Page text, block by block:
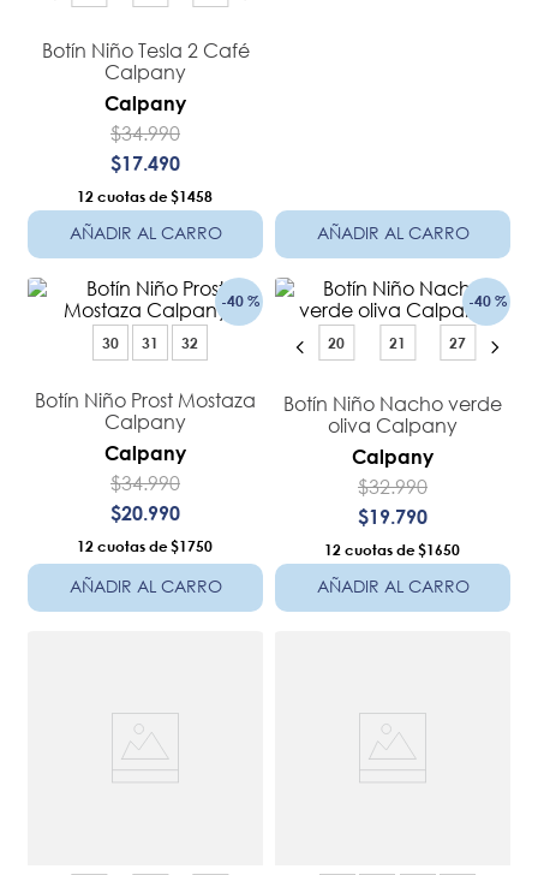
Botín Niño Tesla 2 Café
Calpany
Calpany
$34.990
$17.490
12 $1458
AÑADIR AL CARRO AÑADIR AL CARRO
-40 %
30 31 32
Botín Niño Prost Mostaza
Calpany
Calpany
$34.990
$20.990
12 $1750
AÑADIR AL CARRO
-40 %
20 21 27
Botín Niño Nacho verde
oliva Calpany
Calpany
$32.990
$19.790
12 $1650
AÑADIR AL CARRO